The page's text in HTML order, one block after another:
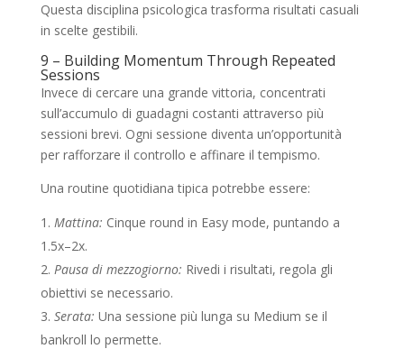
Questa disciplina psicologica trasforma risultati casuali
in scelte gestibili.
9 – Building Momentum Through Repeated
Sessions
Invece di cercare una grande vittoria, concentrati
sull’accumulo di guadagni costanti attraverso più
sessioni brevi. Ogni sessione diventa un’opportunità
per rafforzare il controllo e affinare il tempismo.
Una routine quotidiana tipica potrebbe essere:
Mattina: Cinque round in Easy mode, puntando a
1.5x–2x.
Pausa di mezzogiorno: Rivedi i risultati, regola gli
obiettivi se necessario.
Serata: Una sessione più lunga su Medium se il
bankroll lo permette.